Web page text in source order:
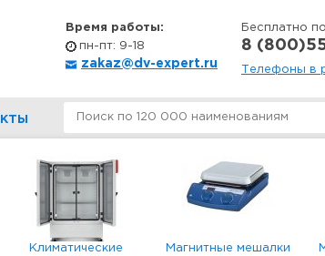
Время работы:
пн-пт: 9-18
zakaz@dv-expert.ru
Бесплатно
8
Телефоны в
Климатические
Магнитные мешалки